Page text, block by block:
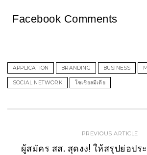
Facebook Comments
APPLICATION BRANDING BUSINESS
SOCIAL NETWORK โซเชียลมีเดีย
PREVIOUS ARTICLE
ผู้สมัคร สส. สุดงง! ให้สรุปย่อปร